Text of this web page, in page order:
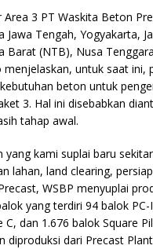
Area 3 PT Waskita Beton
Jawa Tengah, Yogyakarta,
Barat (NTB), Nusa
untuk saat ini,
beton untuk
3. Hal ini disebabkan
tahap awal.
yang kami suplai baru
lahan, land clearing,
WSBP menyuplai
yang terdiri 94 balok
C, dan 1.676 balok Square
diproduksi dari Precast